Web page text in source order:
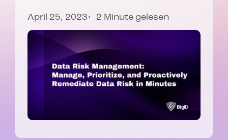
April 25, 2023 2 Minute gelesen